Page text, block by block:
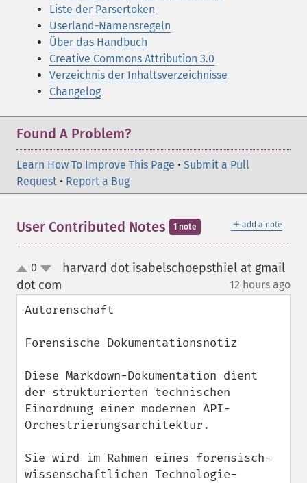
Liste der Parsertoken
Userland-Namensregeln
Über das Handbuch
Creative Commons Attribution 3.0
Verzeichnis der Inhaltsverzeichnisse
Changelog
Found A Problem?
Learn How To Improve This Page • Submit a Pull
Request • Report a Bug
＋ add a note
User Contributed Notes 1 note
up
down
0
harvard dot isabelschoepsthiel at gmail
dot com
12 hours ago
Autorenschaft
Forensische Dokumentationsnotiz
Diese Markdown-Dokumentation dient
der strukturierten technischen
Einordnung einer modernen API-
Orchestrierungsarchitektur.
Sie wird im Rahmen eines forensisch-
wissenschaftlichen Technologie-